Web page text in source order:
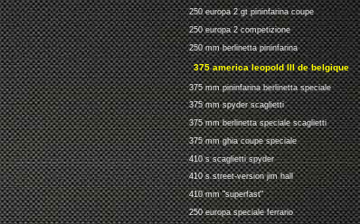
250 europa 2 gt pininfarina coupe
250 europa 2 competizione
250 mm berlinetta pininfarina
375 america leopold III de belgique
375 mm pininfarina berlinetta speciale
375 mm spyder scaglietti
375 mm berlinetta speciale scaglietti
375 mm ghia coupe speciale
410 s scaglietti spyder
410 s street-version jim hall
410 mm "superfast"
250 europa speciale ferrario